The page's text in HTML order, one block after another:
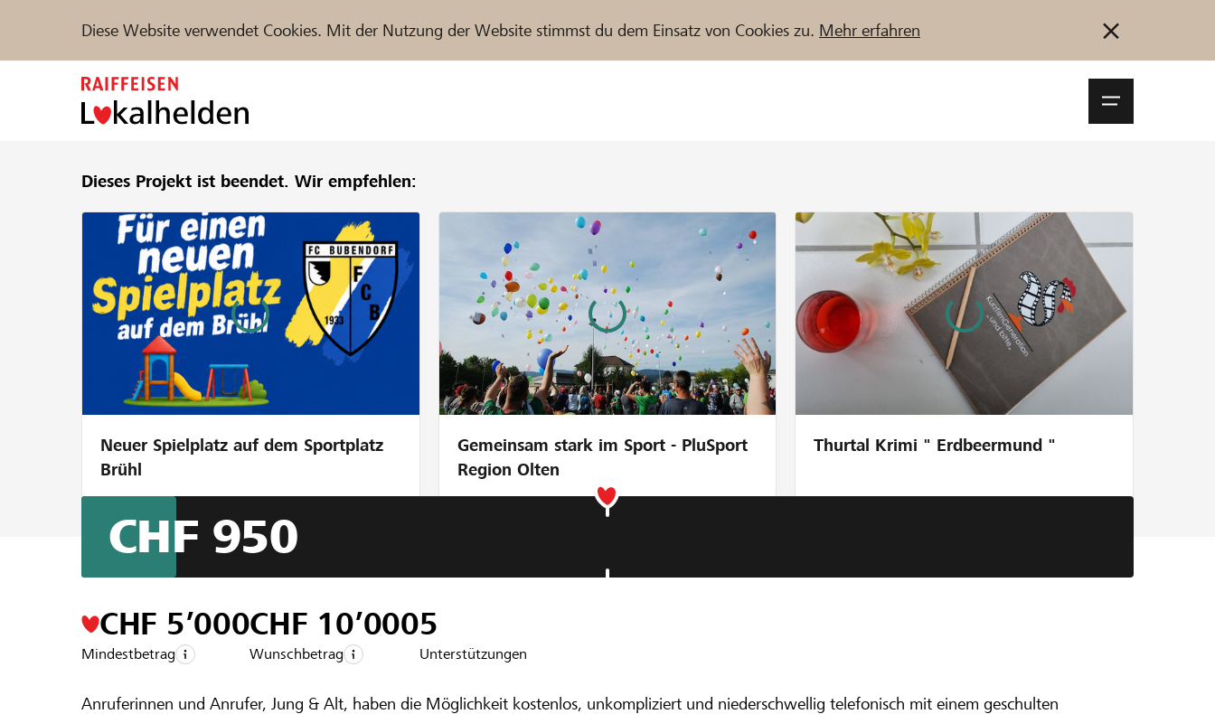
Diese Website verwendet Cookies. Mit der Nutzung der Website stimmst du dem Einsatz von Cookies zu. Mehr erfahren
Unterstützen Hilfe & Support Partner / Raiffeisenbank
Projekte und Organisationen finden Jetzt starten
FR IT
Dieses Projekt ist beendet. Wir empfehlen:
Neuer Spielplatz auf dem Sportplatz
Brühl
Gemeinsam stark im Sport - PluSport
Region Olten
Thurtal Krimi " Erdbeermund "
Mein Ohr für Dich-einfach mal reden!
1.Alltagstelefon in der CH
Ein Projekt aus der Region derRaiffeisenbank Basel
Anruferinnen und Anrufer, Jung & Alt, haben die Möglichkeit kostenlos, unkompliziert und niederschwellig telefonisch mit einem geschulten
CHF 950
CHF 5’000
Mindestbetrag
CHF 10’000
Wunschbetrag
5
Unterstützungen